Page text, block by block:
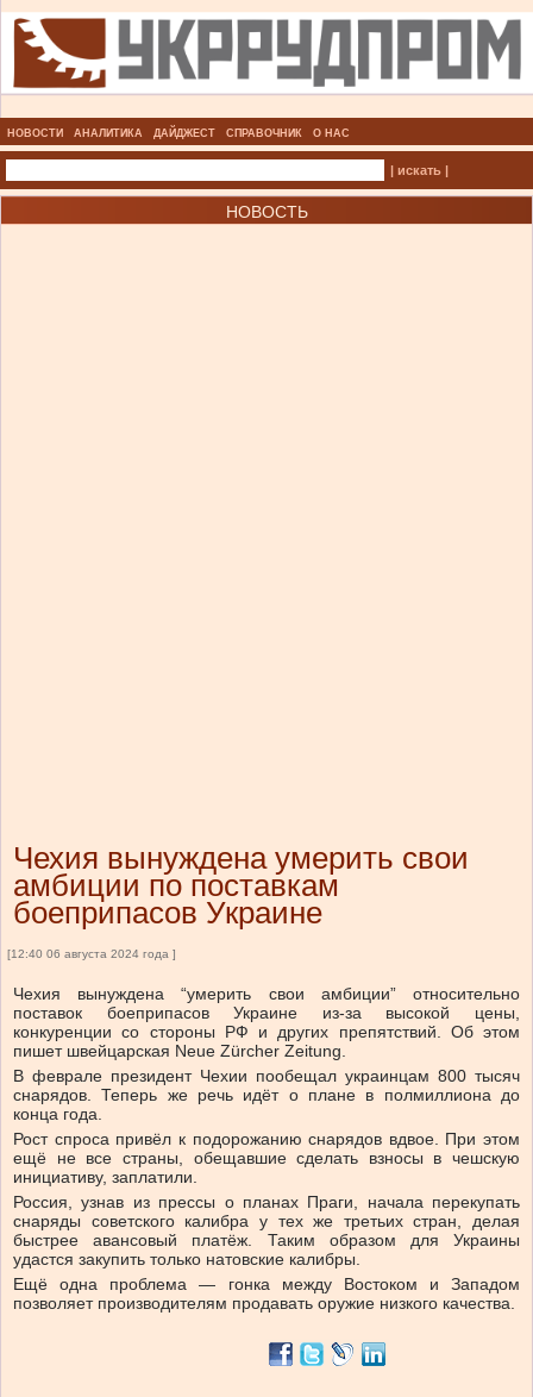
НОВОСТИ АНАЛИТИКА ДАЙДЖЕСТ СПРАВОЧНИК О НАС
| искать |
НОВОСТЬ
Чехия вынуждена умерить свои
амбиции по поставкам
боеприпасов Украине
[12:40 06 августа 2024 года ]
Чехия вынуждена “умерить свои амбиции” относительно
поставок боеприпасов Украине из-за высокой цены,
конкуренции со стороны РФ и других препятствий. Об этом
пишет швейцарская Neue Zürcher Zeitung.
В феврале президент Чехии пообещал украинцам 800 тысяч
снарядов. Теперь же речь идёт о плане в полмиллиона до
конца года.
Рост спроса привёл к подорожанию снарядов вдвое. При этом
ещё не все страны, обещавшие сделать взносы в чешскую
инициативу, заплатили.
Россия, узнав из прессы о планах Праги, начала перекупать
снаряды советского калибра у тех же третьих стран, делая
быстрее авансовый платёж. Таким образом для Украины
удастся закупить только натовские калибры.
Ещё одна проблема — гонка между Востоком и Западом
позволяет производителям продавать оружие низкого качества.